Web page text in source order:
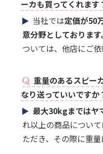
ーカも買ってくれます
当社では定価が50
意分野としております。
ついては、他店にご依
重量のあるスピー
なり送っていいですか
最大30kgまではヤ
れ以上の商品につい
ただき、その際に重